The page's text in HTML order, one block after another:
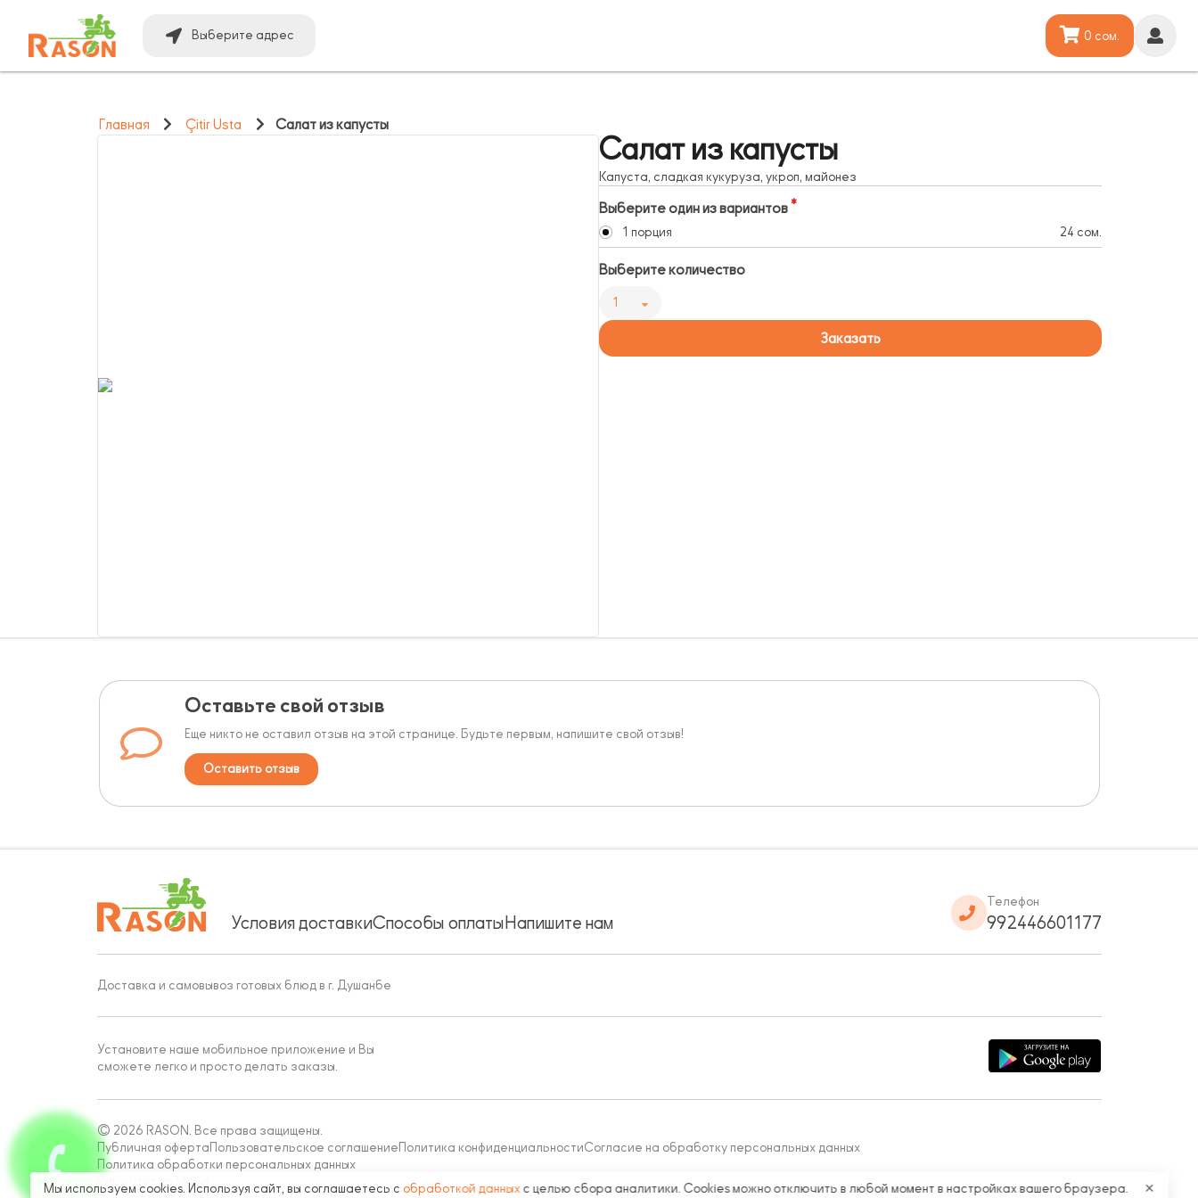
Выберите адрес 0 сом.
Главная Çitir Usta Салат из капусты
Салат из капусты
Капуста, сладкая кукуруза, укроп, майонез
Выберите один из вариантов
1 порция 24 сом.
Выберите количество
1
Заказать
Оставьте свой отзыв
Еще никто не оставил отзыв на этой странице. Будьте первым, напишите свой отзыв!
Оставить отзыв
Условия доставкиСпособы оплатыНапишите нам
Телефон
992446601177
Доставка и самовывоз готовых блюд в г. Душанбе
Установите наше мобильное приложение и Вы
сможете легко и просто делать заказы.
© 2026 RASON. Все права защищены.
Публичная оферта Пользовательское соглашение Политика конфиденциальностиСогласие на обработку персональных данных
Политика обработки персональных данных
Работает на Moba
Мы используем cookies. Используя сайт, вы соглашаетесь с обработкой данных с целью сбора аналитики. Cookies можно отключить в любой момент в настройках вашего браузера. ✕